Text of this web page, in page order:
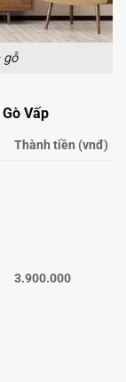
gỗ
Vấp
Thành tiền (vnđ)
3.900.000